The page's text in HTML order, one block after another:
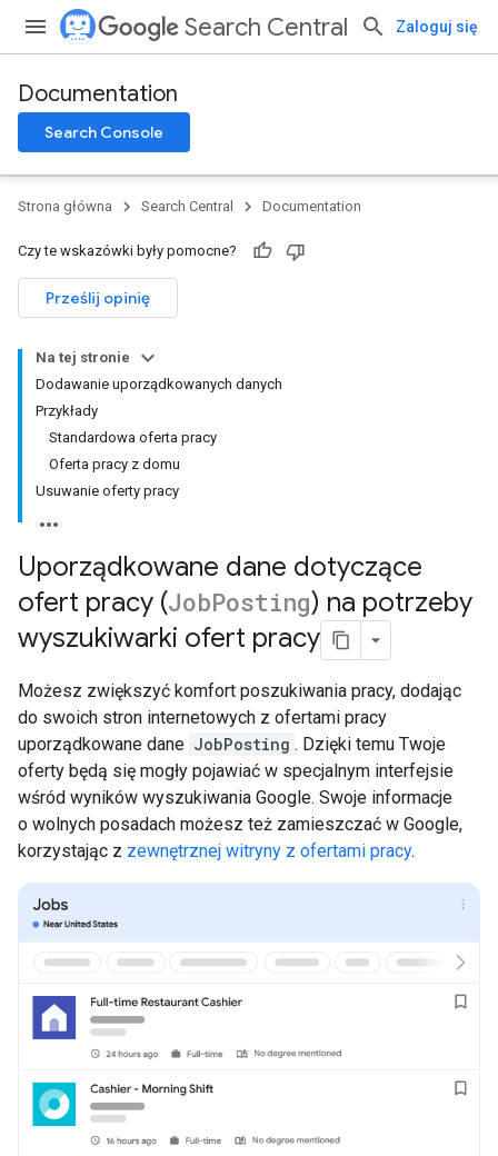
Search Central Zaloguj się
Documentation
Search Console
Strona główna Search Central Documentation
Czy te wskazówki były pomocne?
Prześlij opinię
Na tej stronie
Dodawanie uporządkowanych danych
Przykłady
Standardowa oferta pracy
Oferta pracy z domu
Usuwanie oferty pracy
Uporządkowane dane dotyczące
ofert pracy (JobPosting) na potrzeby
wyszukiwarki ofert pracy
Możesz zwiększyć komfort poszukiwania pracy, dodając
do swoich stron internetowych z ofertami pracy
uporządkowane dane JobPosting . Dzięki temu Twoje
oferty będą się mogły pojawiać w specjalnym interfejsie
wśród wyników wyszukiwania Google. Swoje informacje
o wolnych posadach możesz też zamieszczać w Google,
korzystając z zewnętrznej witryny z ofertami pracy.